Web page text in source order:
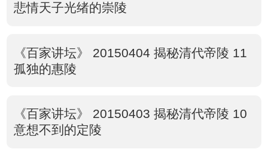
悲情天子光绪的崇陵
《百家讲坛》 20150404 揭秘清代帝陵 11
孤独的惠陵
《百家讲坛》 20150403 揭秘清代帝陵 10
意想不到的定陵